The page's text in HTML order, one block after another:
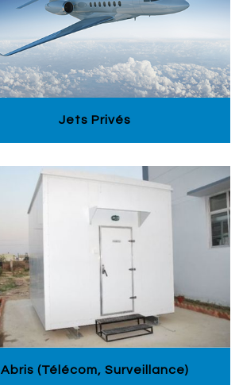
Jets Privés
Abris (télécom, Surveillance)